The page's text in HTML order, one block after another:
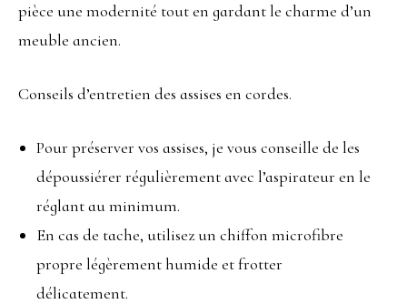
pièce une modernité tout en gardant le charme d’un
meuble ancien.
Conseils d’entretien des assises en cordes.
Pour préserver vos assises, je vous conseille de les
dépoussiérer régulièrement avec l’aspirateur en le
réglant au minimum.
En cas de tache, utilisez un chiffon microfibre
propre légèrement humide et frotter
délicatement.